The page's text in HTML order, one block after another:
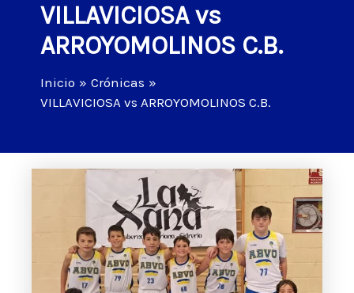
VILLAVICIOSA vs
ARROYOMOLINOS C.B.
Inicio
Crónicas
VILLAVICIOSA vs ARROYOMOLINOS C.B.